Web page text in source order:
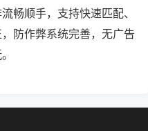
畅顺手，支持快速匹配、
防作弊系统完善，无广告